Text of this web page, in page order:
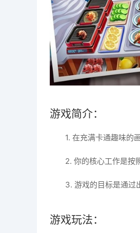
游戏简介：
1. 在充满卡通趣味的
2. 你的核心工作是按
3. 游戏的目标是通过
游戏玩法：